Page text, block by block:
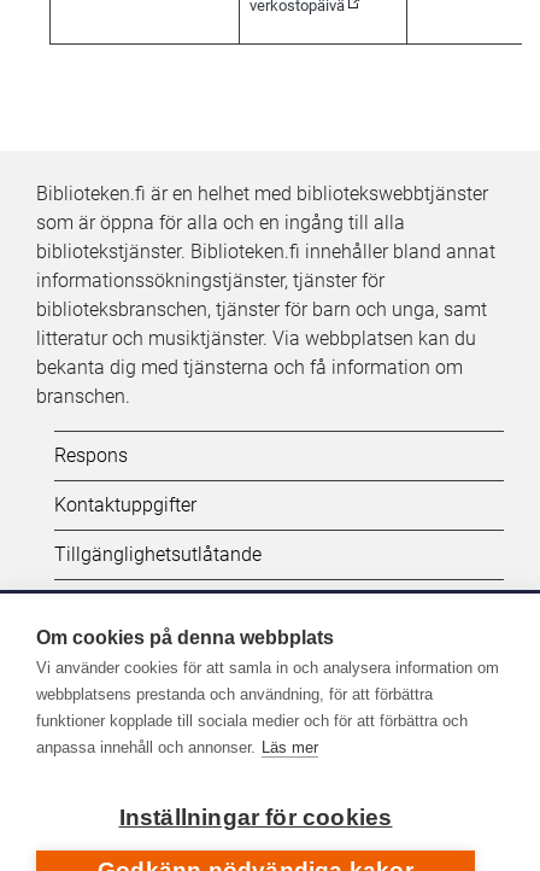
verkostopäivä
Biblioteken.fi är en helhet med bibliotekswebbtjänster
som är öppna för alla och en ingång till alla
bibliotekstjänster. Biblioteken.fi innehåller bland annat
informationssökningstjänster, tjänster för
biblioteksbranschen, tjänster för barn och unga, samt
litteratur och musiktjänster. Via webbplatsen kan du
bekanta dig med tjänsterna och få information om
branschen.
Kifi:
Biblioteken.fi-
alatunniste
(SV)
Respons
Kontaktuppgifter
Tillgänglighetsutlåtande
Följ oss:
Fler kanaler på sociala medier
Om cookies på denna webbplats
Vi använder cookies för att samla in och analysera information om
webbplatsens prestanda och användning, för att förbättra
funktioner kopplade till sociala medier och för att förbättra och
anpassa innehåll och annonser. Läs mer
Inställningar för cookies